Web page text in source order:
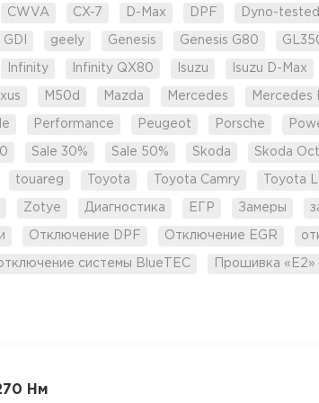
CWVA CX-7 D-Max DPF Dyno-tested
GDI geely Genesis Genesis G80
Infinity Infinity QX80 Isuzu Isuzu D-Max
M50d Mazda Mercedes Mercedes
Performance Peugeot Porsche
Sale 30% Sale 50% Skoda Skoda
touareg Toyota Toyota Camry Toyota
Zotye Диагностика ЕГР Замеры
Отключение DPF Отключение EGR
системы BlueTEC Прошивка «Е2»
Нм